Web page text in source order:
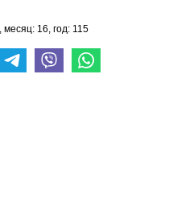
месяц: 16, год: 115